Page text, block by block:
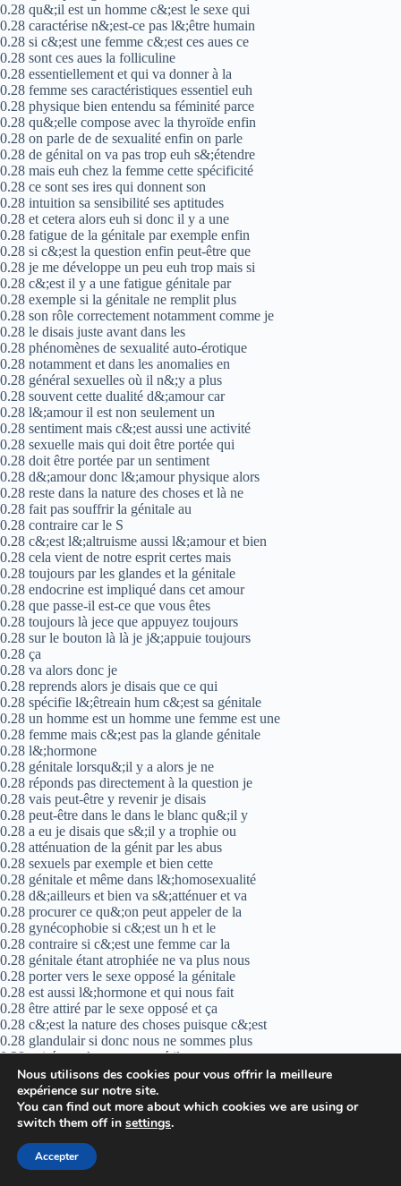
0.28 qu&;il est un homme c&;est le sexe qui
0.28 caractérise n&;est-ce pas l&;être humain
0.28 si c&;est une femme c&;est ces aues ce
0.28 sont ces aues la folliculine
0.28 essentiellement et qui va donner à la
0.28 femme ses caractéristiques essentiel euh
0.28 physique bien entendu sa féminité parce
0.28 qu&;elle compose avec la thyroïde enfin
0.28 on parle de de sexualité enfin on parle
0.28 de génital on va pas trop euh s&;étendre
0.28 mais euh chez la femme cette spécificité
0.28 ce sont ses ires qui donnent son
0.28 intuition sa sensibilité ses aptitudes
0.28 et cetera alors euh si donc il y a une
0.28 fatigue de la génitale par exemple enfin
0.28 si c&;est la question enfin peut-être que
0.28 je me développe un peu euh trop mais si
0.28 c&;est il y a une fatigue génitale par
0.28 exemple si la génitale ne remplit plus
0.28 son rôle correctement notamment comme je
0.28 le disais juste avant dans les
0.28 phénomènes de sexualité auto-érotique
0.28 notamment et dans les anomalies en
0.28 général sexuelles où il n&;y a plus
0.28 souvent cette dualité d&;amour car
0.28 l&;amour il est non seulement un
0.28 sentiment mais c&;est aussi une activité
0.28 sexuelle mais qui doit être portée qui
0.28 doit être portée par un sentiment
0.28 d&;amour donc l&;amour physique alors
0.28 reste dans la nature des choses et là ne
0.28 fait pas souffrir la génitale au
0.28 contraire car le S
0.28 c&;est l&;altruisme aussi l&;amour et bien
0.28 cela vient de notre esprit certes mais
0.28 toujours par les glandes et la génitale
0.28 endocrine est impliqué dans cet amour
0.28 que passe-il est-ce que vous êtes
0.28 toujours là jece que appuyez toujours
0.28 sur le bouton là là je j&;appuie toujours
0.28 ça
0.28 va alors donc je
0.28 reprends alors je disais que ce qui
0.28 spécifie l&;êtreain hum c&;est sa génitale
0.28 un homme est un homme une femme est une
0.28 femme mais c&;est pas la glande génitale
0.28 l&;hormone
0.28 génitale lorsqu&;il y a alors je ne
0.28 réponds pas directement à la question je
0.28 vais peut-être y revenir je disais
0.28 peut-être dans le dans le blanc qu&;il y
0.28 a eu je disais que s&;il y a trophie ou
0.28 atténuation de la génit par les abus
0.28 sexuels par exemple et bien cette
0.28 génitale et même dans l&;homosexualité
0.28 d&;ailleurs et bien va s&;atténuer et va
0.28 procurer ce qu&;on peut appeler de la
0.28 gynécophobie si c&;est un h et le
0.28 contraire si c&;est une femme car la
0.28 génitale étant atrophiée ne va plus nous
0.28 porter vers le sexe opposé la génitale
0.28 est aussi l&;hormone et qui nous fait
0.28 être attiré par le sexe opposé et ça
0.28 c&;est la nature des choses puisque c&;est
0.28 glandulair si donc nous ne sommes plus
0.28 attirés par le sexe opposé il y a un
0.28 problème génital qui se pose ça personne
0.28 ne l&;a dit jusqu&;à présent ce sont les
0.28 du docteur Jean Gautier si c&;est un
0.28 masturbateur vééré en général presque
0.28 probablement n&;est-ce pas et bien il va
0.28 être atteint de cette fameuse
Nous utilisons des cookies pour vous offrir la meilleure
expérience sur notre site.
You can find out more about which cookies we are using or
switch them off in settings.
Accepter